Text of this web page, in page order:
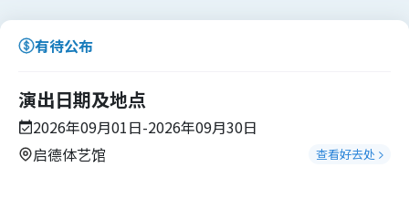
有待公布
演出日期及地点
2026年09月01日-2026年09月30日
启德体艺馆
查看好去处